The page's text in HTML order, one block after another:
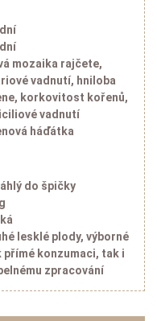
mozaika rajčete,
vadnutí, hniloba
korkovitost kořenů,
vadnutí
háďátka
do špičky
lesklé plody, výborné
přímé konzumaci, tak i
zpracování